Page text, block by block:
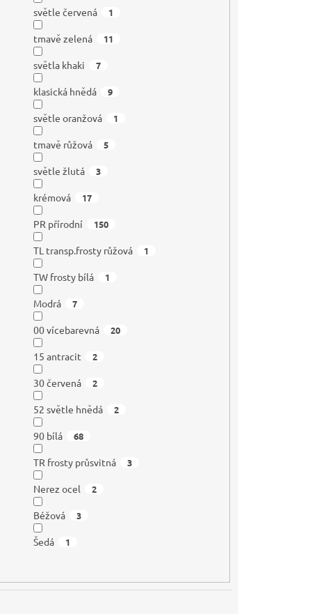
světle červená 1
tmavě zelená 11
světla khaki 7
klasická hnědá 9
světle oranžová 1
tmavě růžová 5
světle žlutá 3
krémová 17
PR přírodní 150
TL transp.frosty růžová 1
TW frosty bílá 1
Modrá 7
00 vícebarevná 20
15 antracit 2
30 červená 2
52 světle hnědá 2
90 bílá 68
TR frosty průsvitná 3
Nerez ocel 2
Béžová 3
Šedá 1